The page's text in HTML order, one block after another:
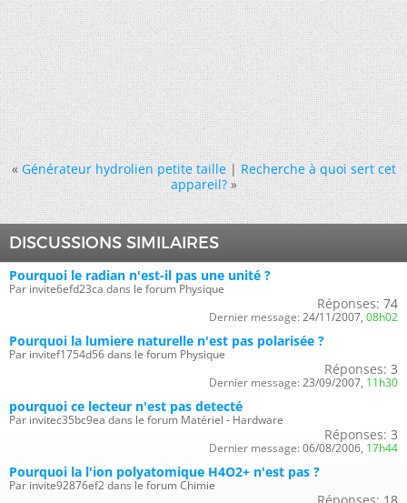
« Générateur hydrolien petite taille|Recherche à quoi sert cet
appareil? »
DISCUSSIONS SIMILAIRES
Pourquoi le radian n'est-il pas une unité ?
Par invite6efd23ca dans le forum Physique
Réponses: 74
Dernier message: 24/11/2007, 08h02
Pourquoi la lumiere naturelle n'est pas polarisée ?
Par invitef1754d56 dans le forum Physique
Réponses: 3
Dernier message: 23/09/2007, 11h30
pourquoi ce lecteur n'est pas detecté
Par invitec35bc9ea dans le forum Matériel - Hardware
Réponses: 3
Dernier message: 06/08/2006, 17h44
Pourquoi la l'ion polyatomique H4O2+ n'est pas ?
Par invite92876ef2 dans le forum Chimie